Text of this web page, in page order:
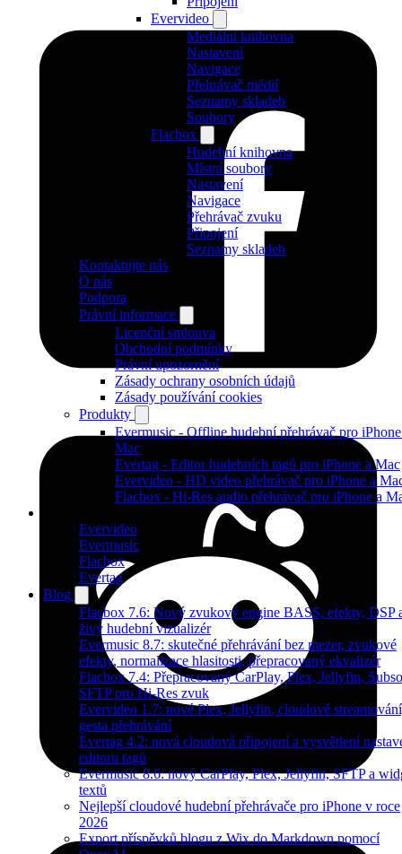
Evervideo
Mediální knihovna
Nastavení
Navigace
Přehrávač médií
Seznamy skladeb
Soubory
Flacbox
Hudební knihovna
Místní soubory
Nastavení
Navigace
Přehrávač zvuku
Připojení
Seznamy skladeb
Kontaktujte nás
O nás
Podpora
Právní informace
Licenční smlouva
Obchodní podmínky
Právní upozornění
Zásady ochrany osobních údajů
Zásady používání cookies
Produkty
Evermusic - Offline hudební přehrávač pro
Mac
Evertag - Editor hudebních tagů pro iPhone a Mac
Evervideo - HD video přehrávač pro iPhone a
Flacbox - Hi-Res audio přehrávač pro iPhone a
Evervideo
Evermusic
Flacbox
Evertag
Blog
Flacbox 7.6: Nový zvukový engine BASS, efekty, DSP
živý hudební vizualizér
Evermusic 8.7: skutečné přehrávání bez mezer, zvukové
efekty, normalizace hlasitosti, přepracovaný ekvalizér
Flacbox 7.4: Přepracovaný CarPlay, Plex, Jellyfin,
SFTP pro Hi-Res zvuk
Evervideo 1.7: nové Plex, Jellyfin, cloudové
gesta přehrávání
Evertag 4.2: nová cloudová připojení a vysvětlení
editoru tagů
Evermusic 8.6: nový CarPlay, Plex, Jellyfin, SFTP a
textů
Nejlepší cloudové hudební přehrávače pro iPhone v roce
2026
Export příspěvků blogu z Wix do Markdown pomocí